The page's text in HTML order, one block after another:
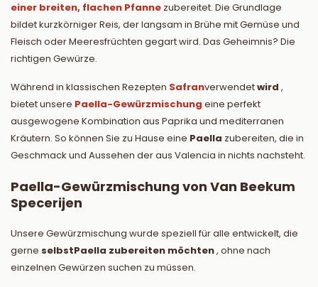
einer breiten, flachen Pfanne zubereitet. Die Grundlage
bildet kurzkörniger Reis, der langsam in Brühe mit Gemüse und
Fleisch oder Meeresfrüchten gegart wird. Das Geheimnis? Die
richtigen Gewürze.
Während in klassischen Rezepten Safranverwendetwird ,
bietet unsere Paella-Gewürzmischung eine perfekt
ausgewogene Kombination aus Paprika und mediterranen
Kräutern. So können Sie zu Hause eine Paella zubereiten, die in
Geschmack und Aussehen der aus Valencia in nichts nachsteht.
Paella-Gewürzmischung von Van Beekum
Specerijen
Unsere Gewürzmischung wurde speziell für alle entwickelt, die
gerne selbstPaella zubereiten möchten, ohne nach
einzelnen Gewürzen suchen zu müssen.